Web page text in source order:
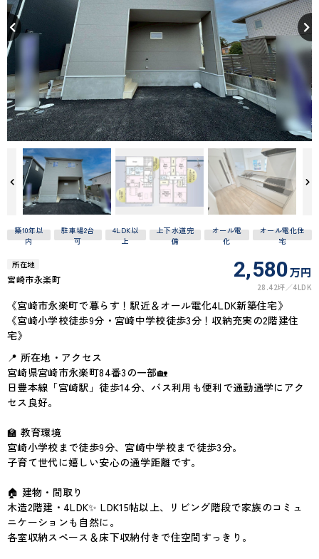
築10年以
内
駐車場2台
可
4LDK以
上
上下水道完
備
オール電
化
オール電化住
宅
所在地
宮崎市永楽町 2,580万円
28.42坪 4LDK
《宮崎市永楽町で暮らす！駅近＆オール電化4LDK新築住宅》
《宮崎小学校徒歩9分・宮崎中学校徒歩3分！収納充実の2階建住
宅》
📍 所在地・アクセス
宮崎県宮崎市永楽町84番3の一部🏡
日豊本線「宮崎駅」徒歩14分、バス利用も便利で通勤通学にアク
セス良好。
🏫 教育環境
宮崎小学校まで徒歩9分、宮崎中学校まで徒歩3分。
子育て世代に嬉しい安心の通学距離です。
🏠 建物・間取り
木造2階建・4LDK✨ LDK15帖以上、リビング階段で家族のコミュ
ニケーションも自然に。
各室収納スペース＆床下収納付きで住空間すっきり。